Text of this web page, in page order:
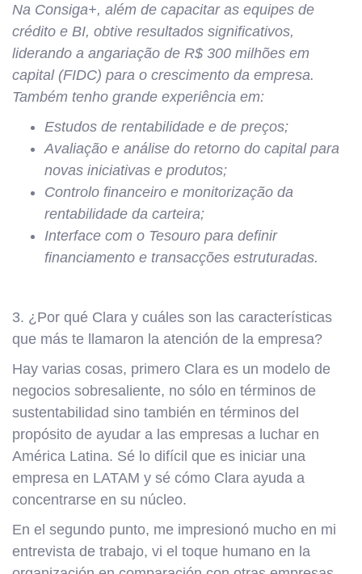
Na Consiga+, além de capacitar as equipes de
crédito e BI, obtive resultados significativos,
liderando a angariação de R$ 300 milhões em
capital (FIDC) para o crescimento da empresa.
Também tenho grande experiência em:
Estudos de rentabilidade e de preços;
Avaliação e análise do retorno do capital para
novas iniciativas e produtos;
Controlo financeiro e monitorização da
rentabilidade da carteira;
Interface com o Tesouro para definir
financiamento e transacções estruturadas.
3. ¿Por qué Clara y cuáles son las características
que más te llamaron la atención de la empresa?
Hay varias cosas, primero Clara es un modelo de
negocios sobresaliente, no sólo en términos de
sustentabilidad sino también en términos del
propósito de ayudar a las empresas a luchar en
América Latina. Sé lo difícil que es iniciar una
empresa en LATAM y sé cómo Clara ayuda a
concentrarse en su núcleo.
En el segundo punto, me impresionó mucho en mi
entrevista de trabajo, vi el toque humano en la